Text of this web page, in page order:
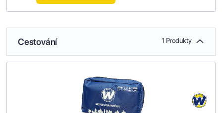
Cestování 1 Produkty